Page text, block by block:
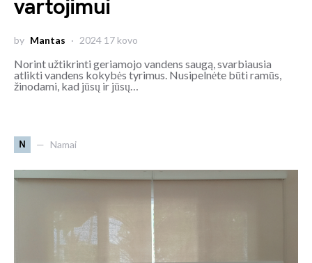
vartojimui
by Mantas 2024 17 kovo
Norint užtikrinti geriamojo vandens saugą, svarbiausia
atlikti vandens kokybės tyrimus. Nusipelnėte būti ramūs,
žinodami, kad jūsų ir jūsų…
N Namai